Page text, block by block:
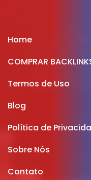
Home
COMPRAR
Termos de Uso
Blog
Política de
Sobre Nós
Contato